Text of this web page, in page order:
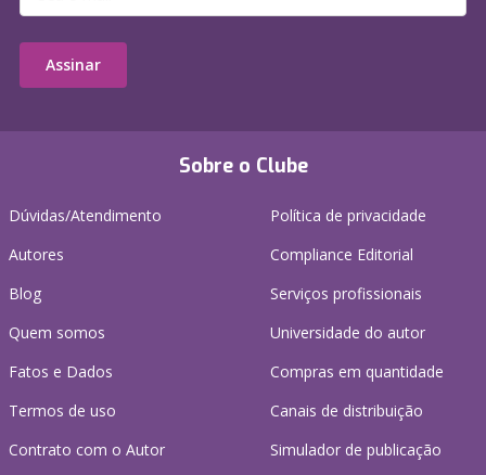
Sobre o Clube
Dúvidas/Atendimento
Autores
Blog
Quem somos
Fatos e Dados
Termos de uso
Contrato com o Autor
Política de privacidade
Compliance Editorial
Serviços profissionais
Universidade do autor
Compras em quantidade
Canais de distribuição
Simulador de publicação
Assinar